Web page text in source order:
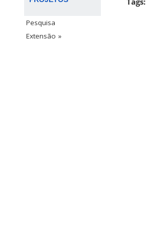
Pesquisa
Extensão »